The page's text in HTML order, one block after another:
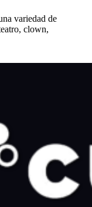
variedad de
clown,